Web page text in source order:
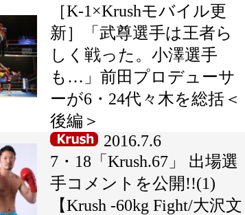
［K-1×Krushモバイル更
新］「武尊選手は王者ら
しく戦った。小澤選手
も…」前田プロデューサ
ーが6・24代々木を総括＜
後編＞
2016.7.6
7・18「Krush.67」 出場選
手コメントを公開!!(1)
【Krush -60kg Fight/大沢文